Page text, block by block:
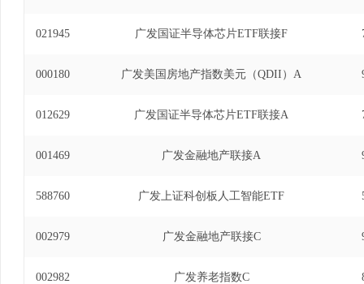
021945 广发国证半导体芯片ETF联接F
000180 广发美国房地产指数美元（QDII）A
012629 广发国证半导体芯片ETF联接A
001469 广发金融地产联接A
588760 广发上证科创板人工智能ETF
002979 广发金融地产联接C
002982 广发养老指数C